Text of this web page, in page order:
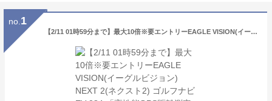
no. 1
【2/11 01時59分まで】最大10倍※要エントリーEAGLE VISION(イーグルビジョン) NEXT 2(ネクスト2) ゴルフナビ EV-034 「高性能GPS距離測定器」 【あす楽対応】